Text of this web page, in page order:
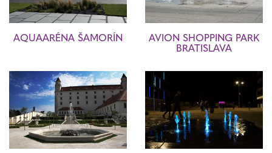
AQUAARÉNA ŠAMORÍN AVION SHOPPING PARK
BRATISLAVA